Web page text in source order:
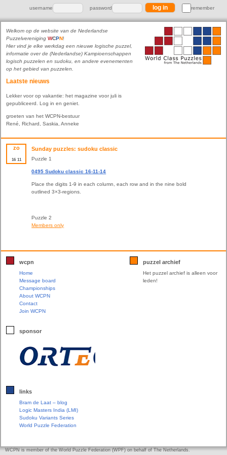
username password remember
Welkom op de website van de Nederlandse
Puzzelvereniging WCPN!
Hier vind je elke werkdag een nieuwe logische puzzel,
informatie over de (Nederlandse) Kampioenschappen
logisch puzzelen en sudoku, en andere evenementen
op het gebied van puzzelen.
Laatste nieuws
Lekker voor op vakantie: het magazine voor juli is
gepubliceerd. Log in en geniet.
groeten van het WCPN-bestuur
René, Richard, Saskia, Anneke
zo
16 11
Sunday puzzles: sudoku classic
Puzzle 1
0495 Sudoku classic 16-11-14
Place the digits 1-9 in each column, each row and in the nine bold
outlined 3×3-regions.
Puzzle 2
Members only
wcpn
Home
Message board
Championships
About WCPN
Contact
Join WCPN
sponsor
links
Bram de Laat – blog
Logic Masters India (LMI)
Sudoku Variants Series
World Puzzle Federation
puzzel archief
Het puzzel archief is alleen voor
leden!
WCPN is member of the World Puzzle Federation (WPF) on behalf of The Netherlands.